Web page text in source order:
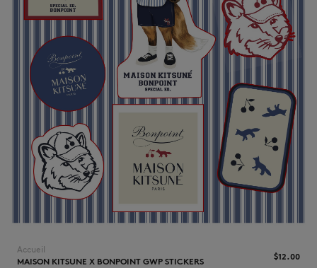
NOUVEAUTÉS
LAST CHANCE
Accueil
MAISON KITSUNE X BONPOINT GWP STICKERS
$‌12.00